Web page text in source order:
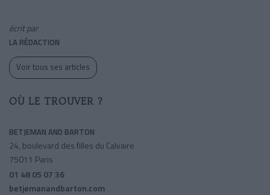
écrit par
LA RÉDACTION
Voir tous ses articles
OÙ LE TROUVER ?
BETJEMAN AND BARTON
24, boulevard des filles du Calvaire
75011 Paris
01 48 05 07 36
betjemanandbarton.com